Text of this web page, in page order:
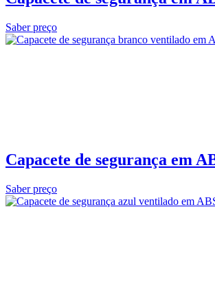
Saber preço
Capacete de segurança em
Saber preço